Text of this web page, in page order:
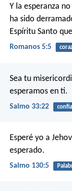
Y la esperanza
ha sido
Espíritu Santo
Romanos 5:5
Sea tu
esperamos en ti.
Salmo 33:22
Esperé yo a
esperado.
Salmo 130:5